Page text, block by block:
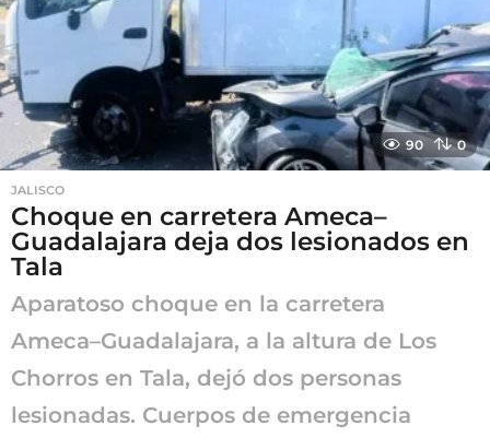
90 0
JALISCO
Choque en carretera Ameca–
Guadalajara deja dos lesionados en
Tala
Aparatoso choque en la carretera
Ameca–Guadalajara, a la altura de Los
Chorros en Tala, dejó dos personas
lesionadas. Cuerpos de emergencia